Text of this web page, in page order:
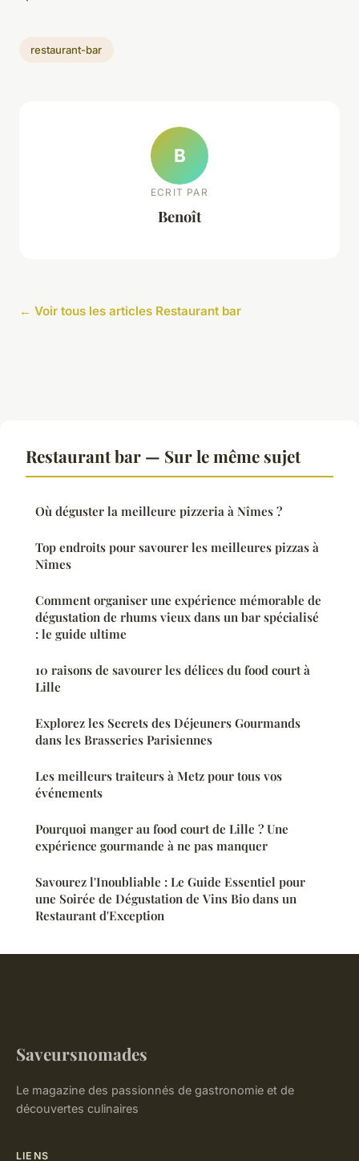
restaurant-bar
B
ECRIT PAR
Benoît
← Voir tous les articles Restaurant bar
Restaurant bar — Sur le même sujet
Où déguster la meilleure pizzeria à Nîmes ?
Top endroits pour savourer les meilleures pizzas à
Nîmes
Comment organiser une expérience mémorable de
dégustation de rhums vieux dans un bar spécialisé
: le guide ultime
10 raisons de savourer les délices du food court à
Lille
Explorez les Secrets des Déjeuners Gourmands
dans les Brasseries Parisiennes
Les meilleurs traiteurs à Metz pour tous vos
événements
Pourquoi manger au food court de Lille ? Une
expérience gourmande à ne pas manquer
Savourez l'Inoubliable : Le Guide Essentiel pour
une Soirée de Dégustation de Vins Bio dans un
Restaurant d'Exception
Saveursnomades
Le magazine des passionnés de gastronomie et de
découvertes culinaires
LIENS